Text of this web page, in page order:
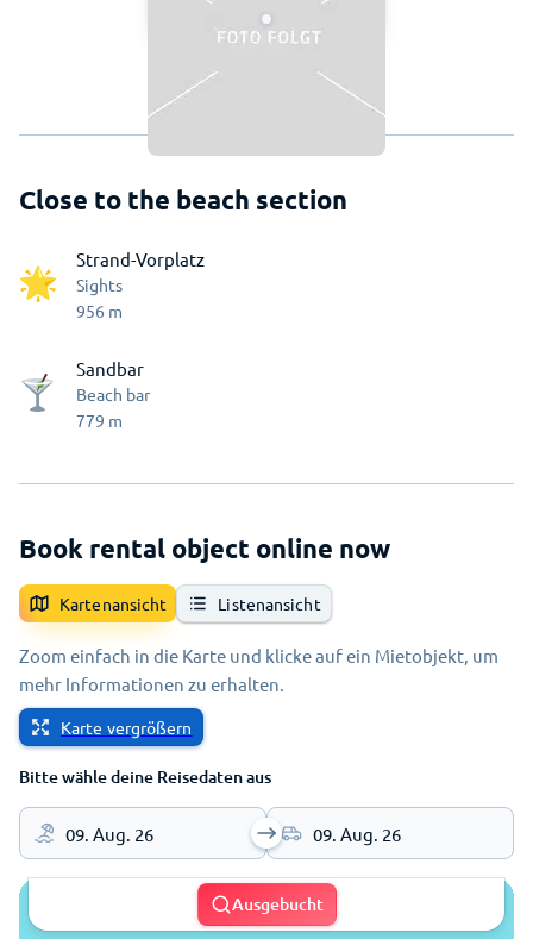
Close to the beach section
Strand-Vorplatz
Sights
956 m
Sandbar
Beach bar
779 m
Book rental object online now
Kartenansicht Listenansicht
Zoom einfach in die Karte und klicke auf ein Mietobjekt, um
mehr Informationen zu erhalten.
Karte vergrößern
Bitte wähle deine Reisedaten aus
09. Aug. 26 09. Aug. 26
Ausgebucht